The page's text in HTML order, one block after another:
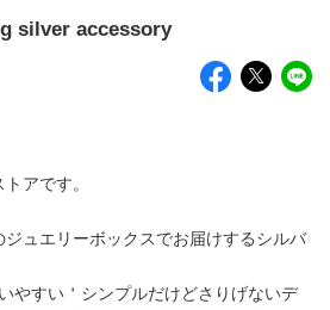
silver accessory
アです。
ュエリーボックスでお届けするシルバ
やすい＇シンプルだけどさりげないデ